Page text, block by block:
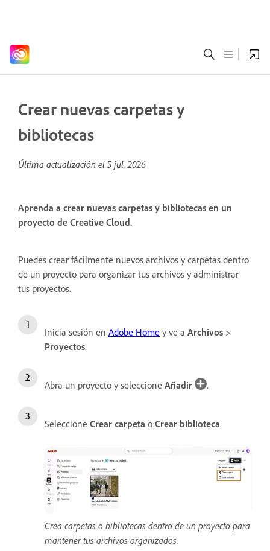
Crear nuevas carpetas y
bibliotecas
Última actualización el 5 jul. 2026
Aprenda a crear nuevas carpetas y bibliotecas en un
proyecto de Creative Cloud.
Puedes crear fácilmente nuevos archivos y carpetas dentro
de un proyecto para organizar tus archivos y administrar
tus proyectos.
Inicia sesión en Adobe Home y ve a Archivos >
Proyectos.
Abra un proyecto y seleccione Añadir .
Seleccione Crear carpeta o Crear biblioteca.
Crea carpetas o bibliotecas dentro de un proyecto para
mantener tus archivos organizados.